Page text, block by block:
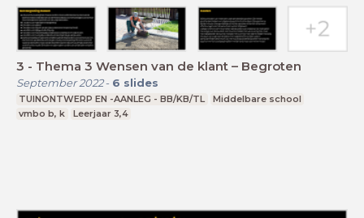
3 - Thema 3 Wensen van de klant – Begroten
September 2022- 6 slides
TUINONTWERP EN -AANLEG - BB/KB/TL
Middelbare school
vmbo b, k
Leerjaar 3,4